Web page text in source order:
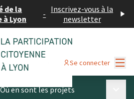
de la
Lyon
- Inscrivez-vous à la
newsletter
Se connecter
Où en sont les projets